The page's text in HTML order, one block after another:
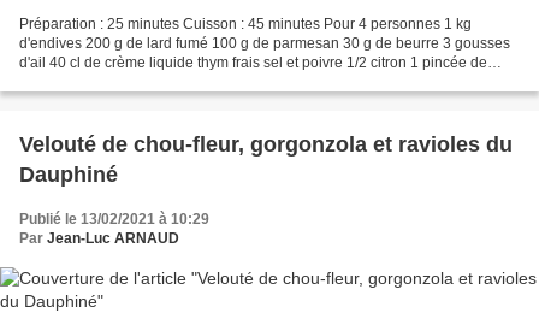
Préparation : 25 minutes Cuisson : 45 minutes Pour 4 personnes 1 kg
d'endives 200 g de lard fumé 100 g de parmesan 30 g de beurre 3 gousses
d'ail 40 cl de crème liquide thym frais sel et poivre 1/2 citron 1 pincée de
Velouté de chou-fleur, gorgonzola et ravioles du
Dauphiné
Publié le 13/02/2021 à 10:29
Par Jean-Luc ARNAUD